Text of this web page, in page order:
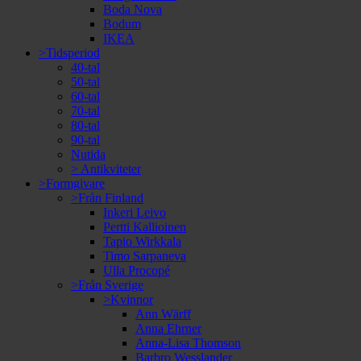
Boda Nova
Bodum
IKEA
>Tidsperiod
40-tal
50-tal
60-tal
70-tal
80-tal
90-tal
Nutida
> Antikviteter
>Formgivare
>Från Finland
Inkeri Leivo
Pertti Kallioinen
Tapio Wirkkala
Timo Sarpaneva
Ulla Procopé
>Från Sverige
>Kvinnor
Ann Wärff
Anna Ehrner
Anna-Lisa Thomson
Barbro Wesslander